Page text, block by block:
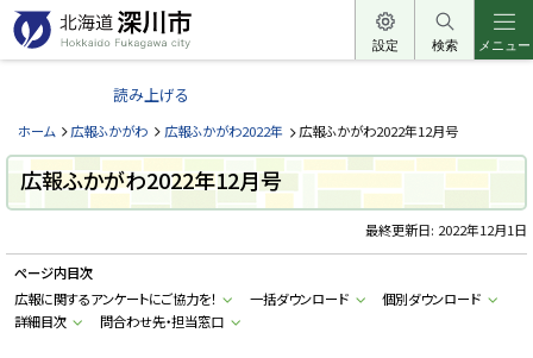
本
文
へ
ュ
へ
北
道
深
川
市
k
a
d
設定 検索 メニュー
読み上げる
ホーム 広報ふかがわ 広報ふかがわ2022年 広報ふかがわ2022年12月号
広報ふかがわ2022年12月号
最終更新日: 2022年12月1日
ページ内目次
広報に関するアンケートにご協力を！
一括ダウンロード
個別ダウンロード
詳細目次
問合わせ先・担当窓口